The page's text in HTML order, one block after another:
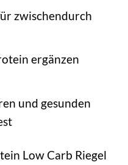
zwischendurch
ergänzen
und gesunden
Low Carb Riegel